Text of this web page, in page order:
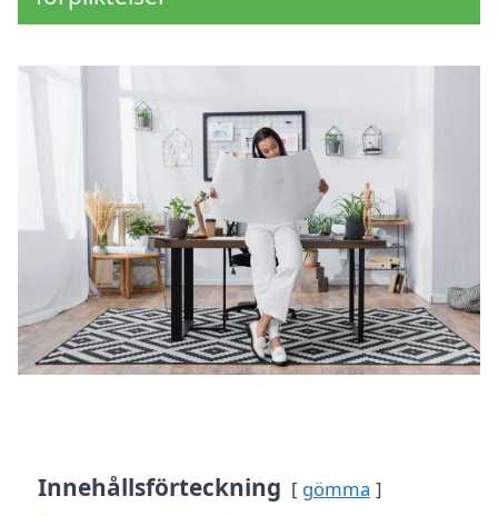
Innehållsförteckning gömma